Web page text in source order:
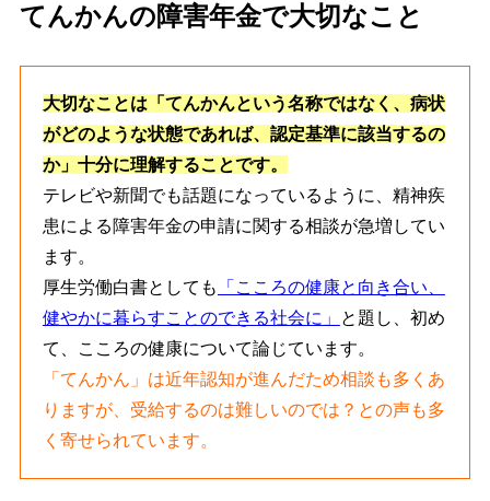
てんかんの障害年金で大切なこと
大切なことは「てんかんという名称ではなく、病状
がどのような状態であれば、認定基準に該当するの
か」十分に理解することです。
テレビや新聞でも話題になっているように、精神疾
患による障害年金の申請に関する相談が急増してい
ます。
厚生労働白書としても
「こころの健康と向き合い、
健やかに暮らすことのできる社会に」
と題し、初め
て、こころの健康について論じています。
「てんかん」は近年認知が進んだため相談も多くあ
りますが、受給するのは難しいのでは？との声も多
く寄せられています。